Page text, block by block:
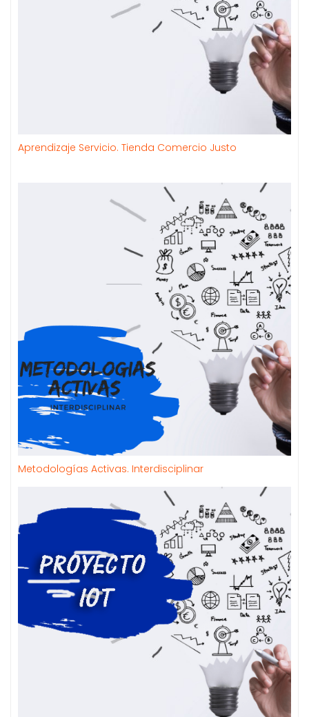
Aprendizaje Servicio. Tienda Comercio Justo
Metodologías Activas. Interdisciplinar